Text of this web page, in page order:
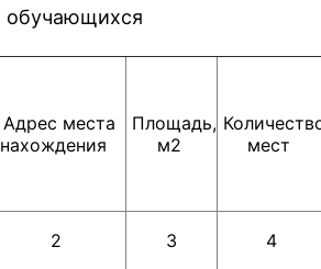
обучающихся
Адрес места
нахождения
Площадь,
м2
мест
2 3 4